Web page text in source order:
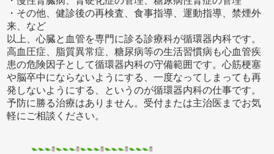
・その他、健診後の再検査、食事指導、運動指導、禁煙外
来、など
以上、心臓と血管を専門に診る診療科が循環器内科です。
高血圧症、脂質異常症、糖尿病等の生活習慣病も心血管疾
患の危険因子として循環器内科の守備範囲です。心筋梗塞
や脳卒中にならないようにする、一度なってしまっても再
発しないようにする、というのが循環器内科の仕事です。
予防に勝る治療はありません。受付または主治医までお気
軽にご相談ください。